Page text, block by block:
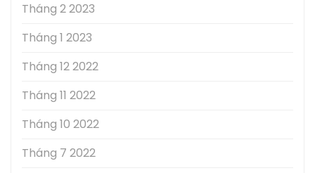
Tháng 2 2023
Tháng 1 2023
Tháng 12 2022
Tháng 11 2022
Tháng 10 2022
Tháng 7 2022